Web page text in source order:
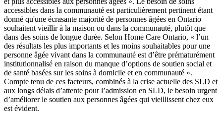
accessibles dans la communauté est particulièrement pertinent étant
donné qu'une écrasante majorité de personnes âgées en Ontario
souhaitent vieillir à la maison ou dans la communauté, plutôt que
dans des soins de longue durée. Selon Home Care Ontario, « l’un
des résultats les plus importants et les moins souhaitables pour une
personne âgée vivant dans la communauté est d’être prématurément
institutionnalisé en raison du manque d’options de soutien social et
de santé basées sur les soins à domicile et en communauté ».
Compte tenu de ces facteurs, combinés à la crise actuelle des SLD et
aux longs délais d’attente pour l’admission en SLD, le besoin urgent
d’améliorer le soutien aux personnes âgées qui vieillissent chez eux
est évident.